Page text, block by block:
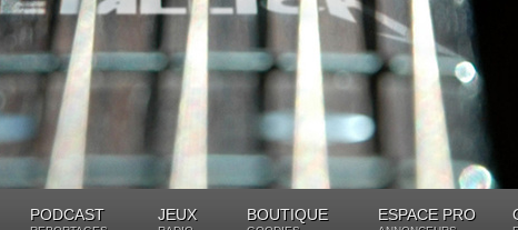
PODCAST JEUX BOUTIQUE ESPACE PRO